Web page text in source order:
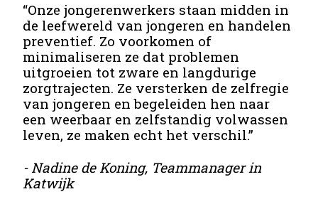
“Onze jongerenwerkers staan midden in
de leefwereld van jongeren en handelen
preventief. Zo voorkomen of
minimaliseren ze dat problemen
uitgroeien tot zware en langdurige
zorgtrajecten. Ze versterken de zelfregie
van jongeren en begeleiden hen naar
een weerbaar en zelfstandig volwassen
leven, ze maken echt het verschil.”
- Nadine de Koning, Teammanager in
Katwijk